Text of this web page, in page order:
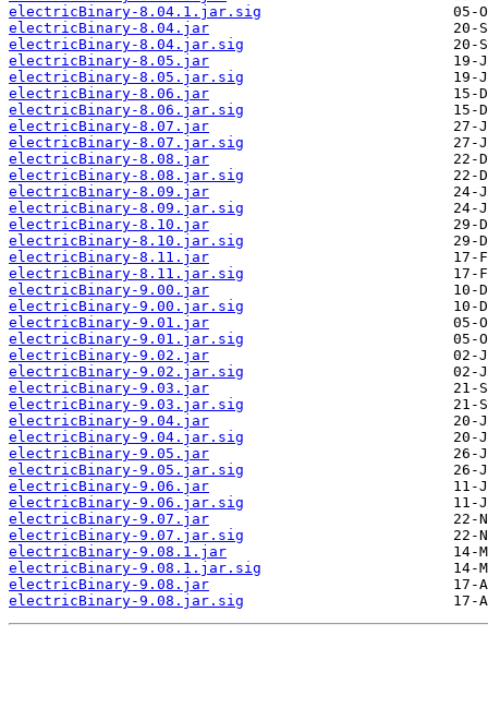
electricBinary-8.04.1.jar.sig
electricBinary-8.04.jar
electricBinary-8.04.jar.sig
electricBinary-8.05.jar
electricBinary-8.05.jar.sig
electricBinary-8.06.jar
electricBinary-8.06.jar.sig
electricBinary-8.07.jar
electricBinary-8.07.jar.sig
electricBinary-8.08.jar
electricBinary-8.08.jar.sig
electricBinary-8.09.jar
electricBinary-8.09.jar.sig
electricBinary-8.10.jar
electricBinary-8.10.jar.sig
electricBinary-8.11.jar
electricBinary-8.11.jar.sig
electricBinary-9.00.jar
electricBinary-9.00.jar.sig
electricBinary-9.01.jar
electricBinary-9.01.jar.sig
electricBinary-9.02.jar
electricBinary-9.02.jar.sig
electricBinary-9.03.jar
electricBinary-9.03.jar.sig
electricBinary-9.04.jar
electricBinary-9.04.jar.sig
electricBinary-9.05.jar
electricBinary-9.05.jar.sig
electricBinary-9.06.jar
electricBinary-9.06.jar.sig
electricBinary-9.07.jar
electricBinary-9.07.jar.sig
electricBinary-9.08.1.jar
electricBinary-9.08.1.jar.sig
electricBinary-9.08.jar
electricBinary-9.08.jar.sig